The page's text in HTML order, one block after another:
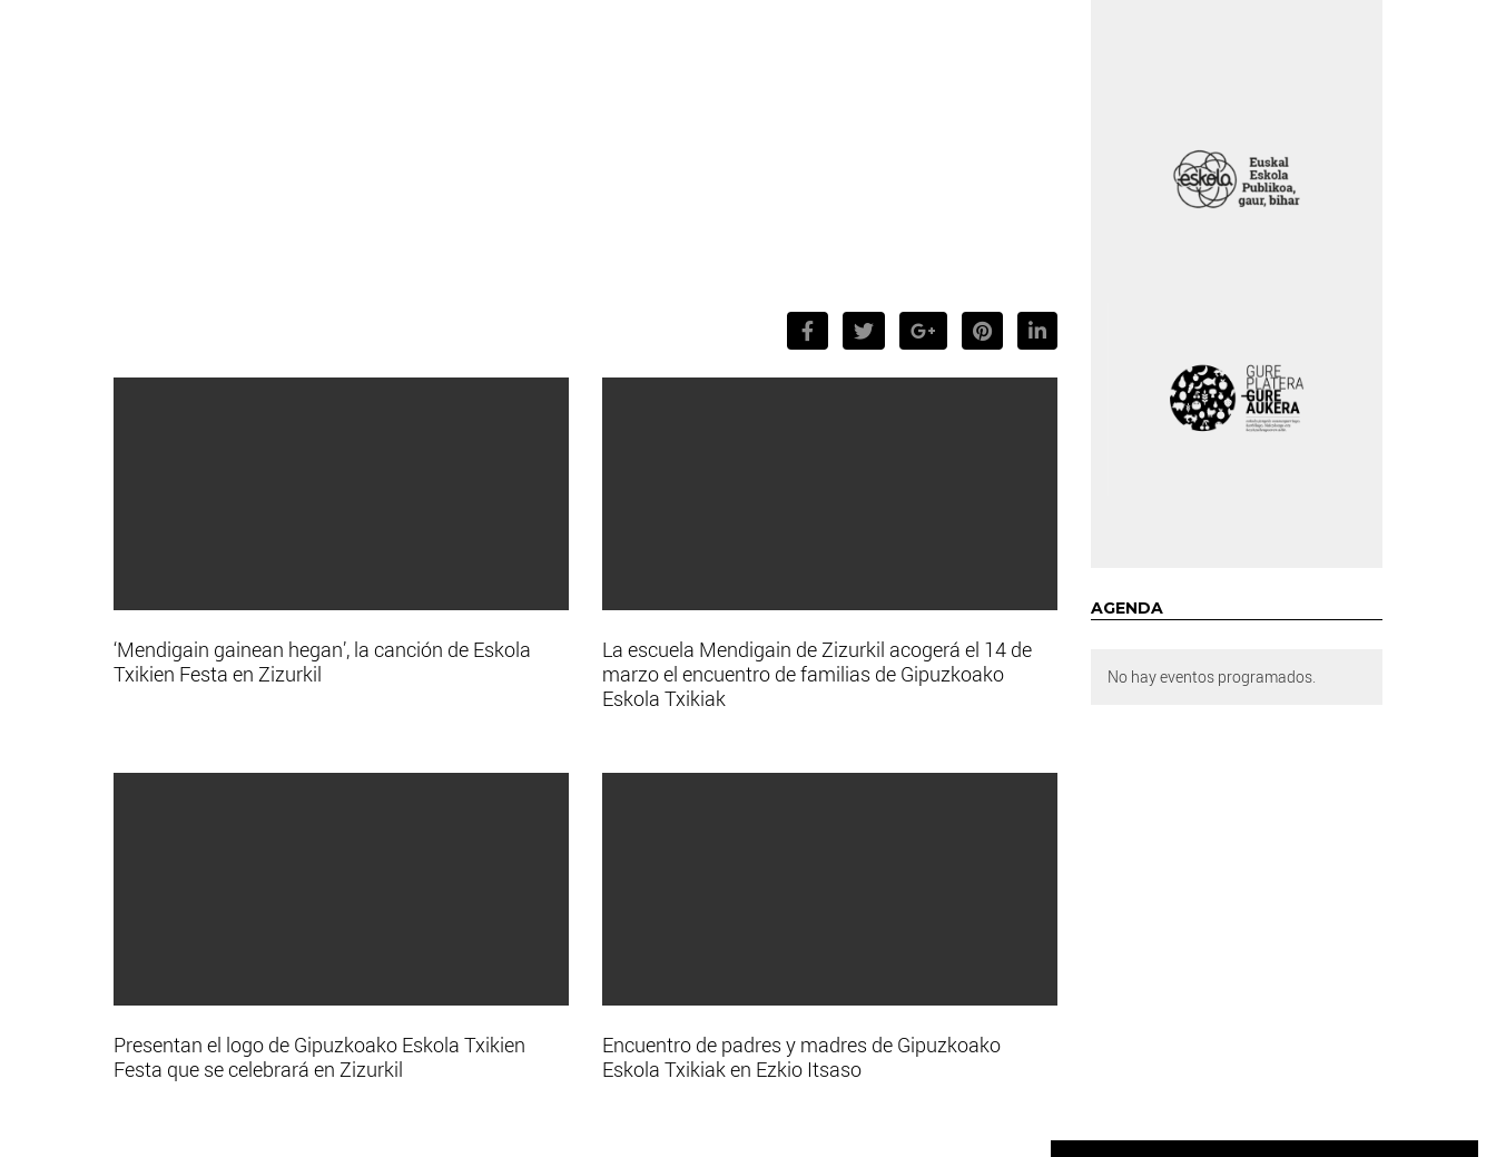
‘Mendigain gainean hegan’, la canción de Eskola
Txikien Festa en Zizurkil
La escuela Mendigain de Zizurkil acogerá el 14 de
marzo el encuentro de familias de Gipuzkoako
Eskola Txikiak
Presentan el logo de Gipuzkoako Eskola Txikien
Festa que se celebrará en Zizurkil
Encuentro de padres y madres de Gipuzkoako
Eskola Txikiak en Ezkio Itsaso
AGENDA
No hay eventos programados.